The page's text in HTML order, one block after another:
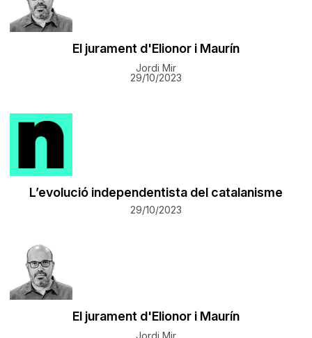
El jurament d'Elionor i Maurín
Jordi Mir
29/10/2023
L’evolució independentista del catalanisme
29/10/2023
El jurament d'Elionor i Maurín